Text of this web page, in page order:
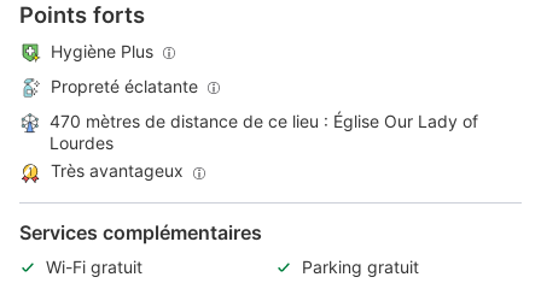
Points forts
Hygiène Plus
Propreté éclatante
470 mètres de distance de ce lieu : Église Our Lady of
Lourdes
Très avantageux
Services complémentaires
Wi-Fi gratuit
Parking gratuit